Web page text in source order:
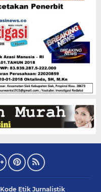
Kode Etik Jurnalistik